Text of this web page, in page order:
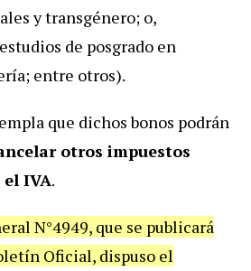
y transgénero; o,
de posgrado en
entre otros).
que dichos bonos podrán
otros impuestos
IVA.
N°4949, que se publicará
Oficial, dispuso el